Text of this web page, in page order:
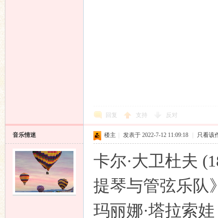
回复 支持 反对
音乐情迷 楼主 发表于 2022-7-12 11:09:18 只看该
卡尔·大卫杜夫
提琴与管弦乐队
玛丽娜·塔拉索